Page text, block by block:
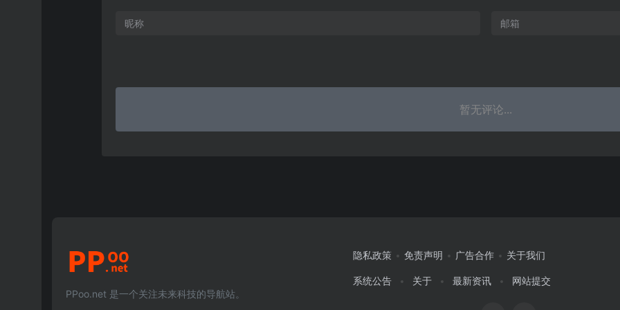
暂无评论...
PPoo.net 是一个关注未来科技的导航站。
隐私政策 免责声明 广告合作 关于我们
系统公告 关于 最新资讯 网站提交